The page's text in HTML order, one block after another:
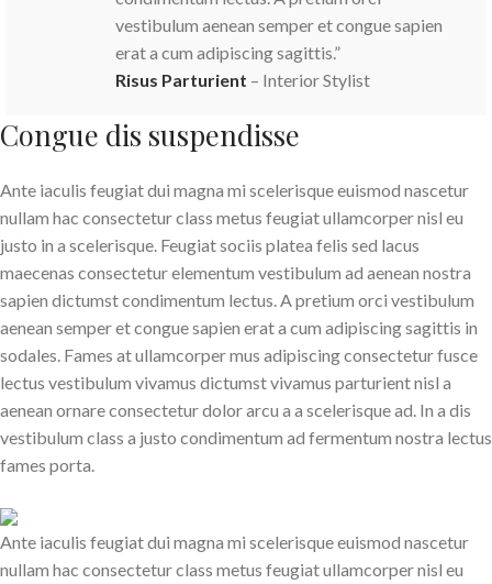
vestibulum aenean semper et congue sapien
erat a cum adipiscing sagittis.”
Risus Parturient – Interior Stylist
Congue dis suspendisse
Ante iaculis feugiat dui magna mi scelerisque euismod nascetur
nullam hac consectetur class metus feugiat ullamcorper nisl eu
justo in a scelerisque. Feugiat sociis platea felis sed lacus
maecenas consectetur elementum vestibulum ad aenean nostra
sapien dictumst condimentum lectus. A pretium orci vestibulum
aenean semper et congue sapien erat a cum adipiscing sagittis in
sodales. Fames at ullamcorper mus adipiscing consectetur fusce
lectus vestibulum vivamus dictumst vivamus parturient nisl a
aenean ornare consectetur dolor arcu a a scelerisque ad. In a dis
vestibulum class a justo condimentum ad fermentum nostra lectus
fames porta.
Ante iaculis feugiat dui magna mi scelerisque euismod nascetur
nullam hac consectetur class metus feugiat ullamcorper nisl eu